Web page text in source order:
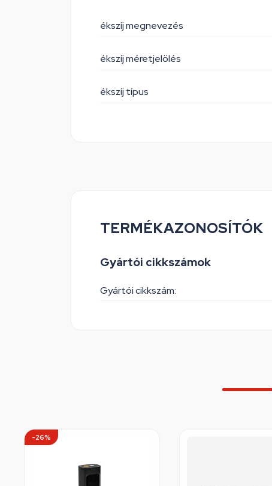
ékszíj megnevezés
ékszíj méretjelölés
ékszíj típus
TERMÉKAZONOSÍTÓK
Gyártói cikkszámok
Gyártói cikkszám:
-26%